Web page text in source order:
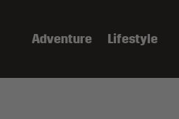
Adventure Lifestyle